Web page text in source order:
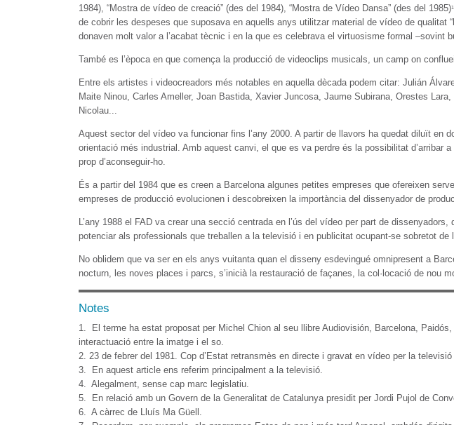
1984), “Mostra de vídeo de creació” (des del 1984), “Mostra de Vídeo Dansa” (des del 1985)
de cobrir les despeses que suposava en aquells anys utilitzar material de vídeo de qualitat
donaven molt valor a l’acabat tècnic i en la que es celebrava el virtuosisme formal –sovint
També es l’època en que comença la producció de videoclips musicals, un camp on
Entre els artistes i videocreadors més notables en aquella dècada podem citar: Julián
Maite Ninou, Carles Ameller, Joan Bastida, Xavier Juncosa, Jaume Subirana, Orestes
Nicolau...
Aquest sector del vídeo va funcionar fins l’any 2000. A partir de llavors ha quedat diluït en
orientació més industrial. Amb aquest canvi, el que es va perdre és la possibilitat
prop d’aconseguir-ho.
És a partir del 1984 que es creen a Barcelona algunes petites empreses que ofereixen
empreses de producció evolucionen i descobreixen la importància del dissenyador de
L’any 1988 el FAD va crear una secció centrada en l’ús del vídeo per part de
potenciar als professionals que treballen a la televisió i en publicitat ocupant-se sobretot
No oblidem que va ser en els anys vuitanta quan el disseny esdevingué omnipresent a
nocturn, les noves places i parcs, s’inicià la restauració de façanes, la col·locació de nou
Notes
1. El terme ha estat proposat per Michel Chion al seu llibre Audiovisión, Barcelona,
interactuació entre la imatge i el so.
2. 23 de febrer del 1981. Cop d’Estat retransmès en directe i gravat en vídeo per la
3. En aquest article ens referim principalment a la televisió.
4. Alegalment, sense cap marc legislatiu.
5. En relació amb un Govern de la Generalitat de Catalunya presidit per Jordi Pujol de
6. A càrrec de Lluís Ma Güell.